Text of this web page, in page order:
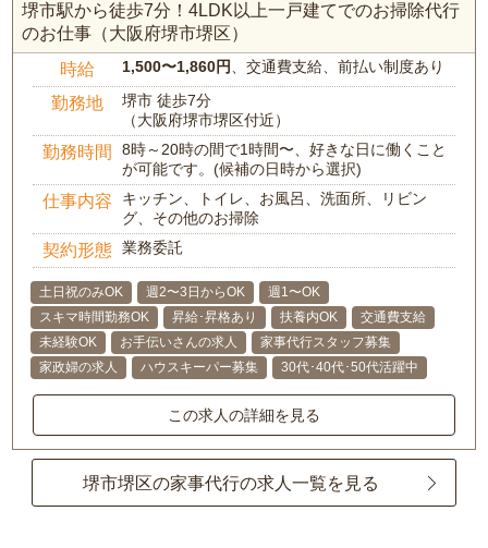
堺市駅から徒歩7分！4LDK以上一戸建てでのお掃除代行
のお仕事（大阪府堺市堺区）
時給 1,500〜1,860円 、交通費支給、前払い制度あり
勤務地
堺市 徒歩7分
（大阪府堺市堺区付近）
勤務時間
8時～20時の間で1時間〜、好きな日に働くこと
が可能です。(候補の日時から選択)
仕事内容
キッチン、トイレ、お風呂、洗面所、リビン
グ、その他のお掃除
契約形態 業務委託
土日祝のみOK 週2〜3日からOK
週1〜OK
スキマ時間勤務OK
昇給･昇格あり 扶養内OK
交通費支給
未経験OK
お手伝いさんの求人
家事代行スタッフ募集
家政婦の求人
ハウスキーパー募集 30代･40代･50代活躍中
この求人の詳細を見る
堺市堺区の家事代行の求人一覧を見る